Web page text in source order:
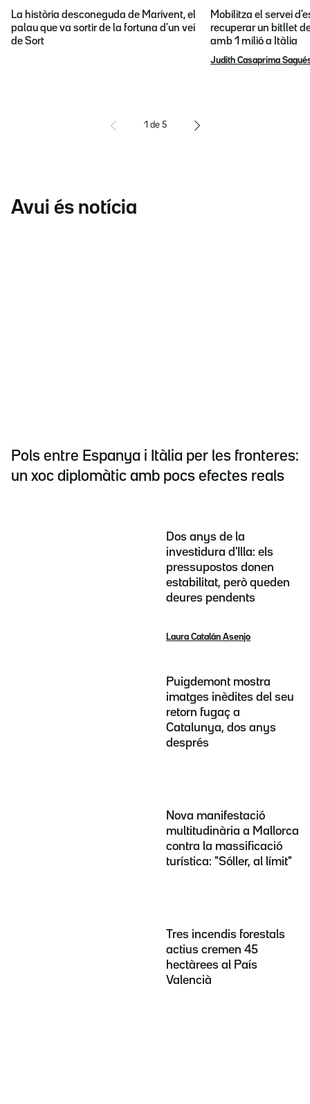
La història desconeguda de Marivent, el
palau que va sortir de la fortuna d'un veí
de Sort
Mobilitza el servei
recuperar un bitllet
amb 1 milió a Itàlia
Judith Casaprima
1 de 5
Avui és notícia
Pols entre Espanya i Itàlia per les fronteres:
un xoc diplomàtic amb pocs efectes reals
Dos anys de la
investidura d'Illa: els
pressupostos donen
estabilitat, però queden
deures pendents
Laura Catalán Asenjo
Puigdemont mostra
imatges inèdites del seu
retorn fugaç a
Catalunya, dos anys
després
Nova manifestació
multitudinària a Mallorca
contra la massificació
turística: "Sóller, al límit"
Tres incendis forestals
actius cremen 45
hectàrees al País
Valencià